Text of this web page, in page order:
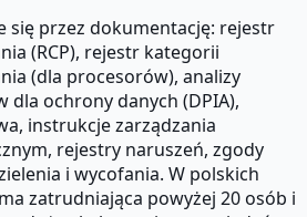
się przez dokumentację: rejestr
(RCP), rejestr kategorii
(dla procesorów), analizy
dla ochrony danych (DPIA),
instrukcje zarządzania
rejestry naruszeń, zgody
i wycofania. W polskich
zatrudniająca powyżej 20 osób i